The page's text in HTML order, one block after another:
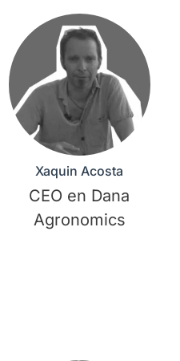
Xaquin Acosta
CEO en Dana
Agronomics